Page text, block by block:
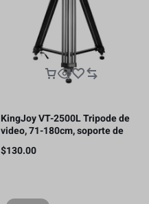
KingJoy VT-2500L Tripode de
video, 71-180cm, soporte de
carga 11kg.
$130.00